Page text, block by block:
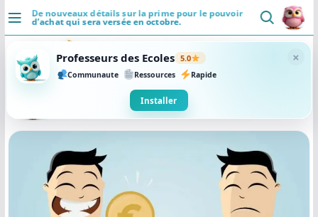
DÉCOUVRIR
Accueil
Actualités
VIE PROFESSIONNELLE
Ressources
De nouveaux détails sur la prime pour le pouvoir
d’achat qui sera versée en octobre.
Passer
Professeurs des Ecoles 5.0
Communaute Ressources Rapide
×
Installer